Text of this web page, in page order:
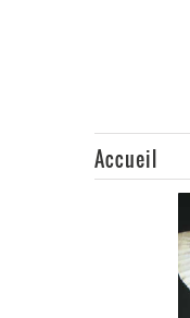
Accueil